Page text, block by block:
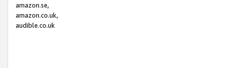
amazon.se,
amazon.co.uk,
audible.co.uk